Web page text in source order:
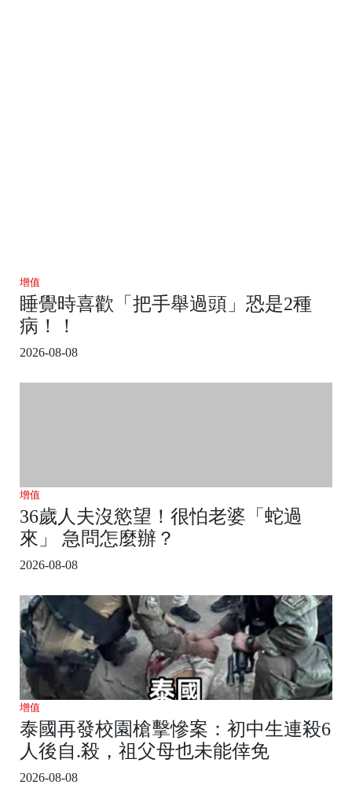
增值
睡覺時喜歡「把手舉過頭」恐是2種
病！！
2026-08-08
增值
36歲人夫沒慾望！很怕老婆「蛇過
來」 急問怎麼辦？
2026-08-08
增值
泰國再發校園槍擊慘案：初中生連殺6
人後自.殺，祖父母也未能倖免
2026-08-08